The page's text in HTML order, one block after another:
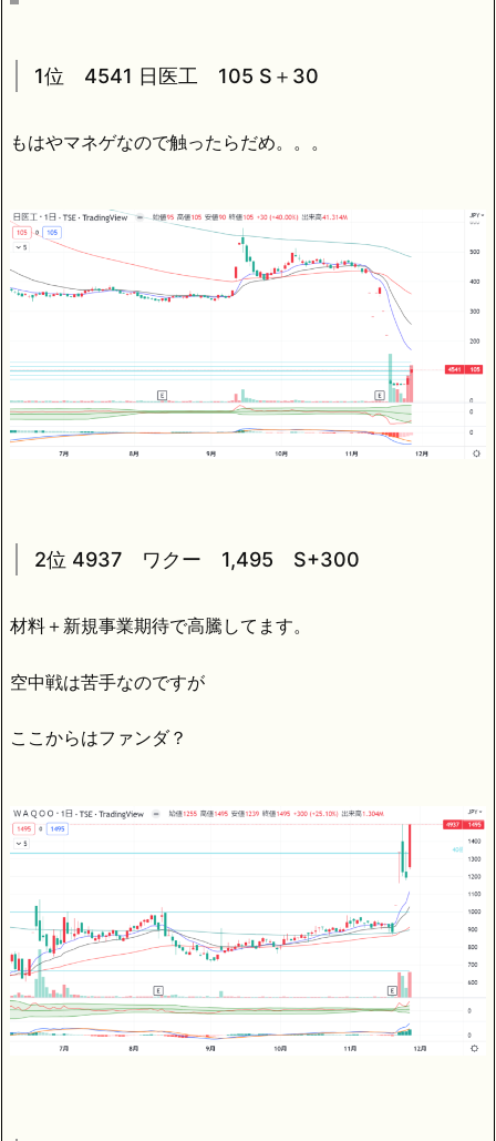
1位 4541 日医工 105 S＋30
もはやマネゲなので触ったらだめ。。。
2位 4937 ワクー 1,495 S+300
材料＋新規事業期待で高騰してます。
空中戦は苦手なのですが
ここからはファンダ？